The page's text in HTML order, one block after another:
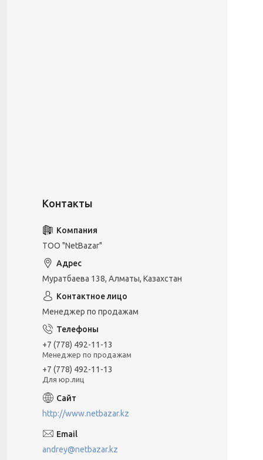
ТОО "NetBazar"
Муратбаева 138, Алматы, Казахстан
Менеджер по продажам
+7 (778) 492-11-13
Менеджер по продажам
+7 (778) 492-11-13
Для юр.лиц
http://www.netbazar.kz
andrey@netbazar.kz